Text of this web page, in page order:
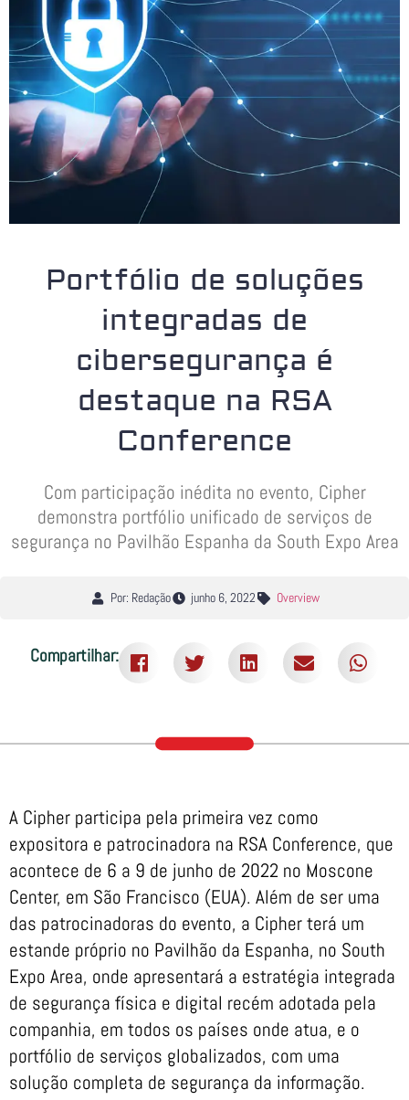
Portfólio de soluções
integradas de
cibersegurança é
destaque na RSA
Conference
Com participação inédita no evento, Cipher
demonstra portfólio unificado de serviços de
segurança no Pavilhão Espanha da South Expo Area
Por: Redação junho 6, 2022 Overview
Compartilhar:
A Cipher participa pela primeira vez como
expositora e patrocinadora na RSA Conference, que
acontece de 6 a 9 de junho de 2022 no Moscone
Center, em São Francisco (EUA). Além de ser uma
das patrocinadoras do evento, a Cipher terá um
estande próprio no Pavilhão da Espanha, no South
Expo Area, onde apresentará a estratégia integrada
de segurança física e digital recém adotada pela
companhia, em todos os países onde atua, e o
portfólio de serviços globalizados, com uma
solução completa de segurança da informação.